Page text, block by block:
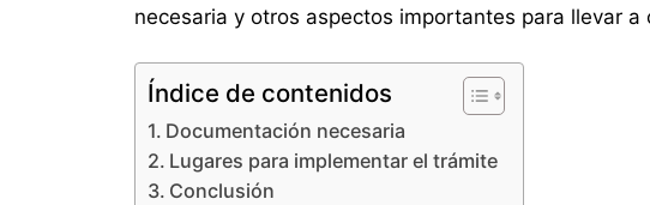
necesaria y otros aspectos importantes para llevar
Índice de contenidos
Documentación necesaria
Lugares para implementar el trámite
Conclusión